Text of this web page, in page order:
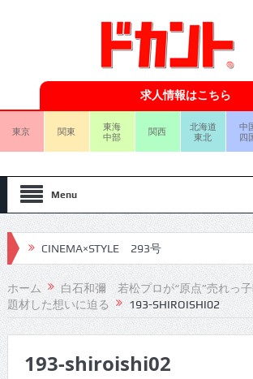
求人情報はこちら
東京 関東
東海
中部
関西
北海道
東北
中
四
Menu
CINEMA×STYLE 293号
CINEMA×STYLE 292号
CINEMA×STYLE 291号
CINEMA×STYLE 289号
ホーム
白石和彌 若松プロが“原点”売れっ
題材した想いに迫る
193-SHIROISHI02
193-shiroishi02